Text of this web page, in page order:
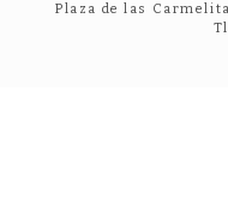
Plaza de las